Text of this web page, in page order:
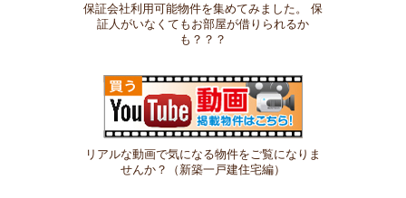
保証会社利用可能物件を集めてみました。 保
証人がいなくてもお部屋が借りられるか
も？？？
リアルな動画で気になる物件をご覧になりま
せんか？（新築一戸建住宅編）